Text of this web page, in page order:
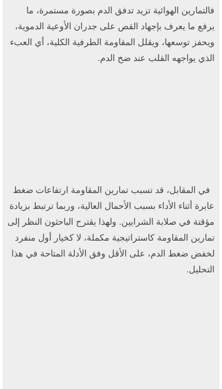
فالتمارين الهوائية تزيد تدفق الدم بصورة مستمرة، ما
يرفع ما يعرف بإجهاد القص على جدران الأوعية الدموية،
ويحفز توسعها، ويقلل المقاومة الطرفية الكلية، أي العبء
الذي يواجهه القلب عند ضخ الدم.
في المقابل، قد تسبب تمارين المقاومة ارتفاعات ضغط
عابرة أثناء الأداء بسبب الأحمال العالية، وربما ترتبط بزيادة
مؤقتة في صلابة الشرايين. ولهذا يقترح الباحثون النظر إلى
تمارين المقاومة كاستراتيجية مكملة، لا كخيار أول منفرد
لخفض ضغط الدم، على الأقل وفق الأدلة المتاحة في هذا
التحليل.